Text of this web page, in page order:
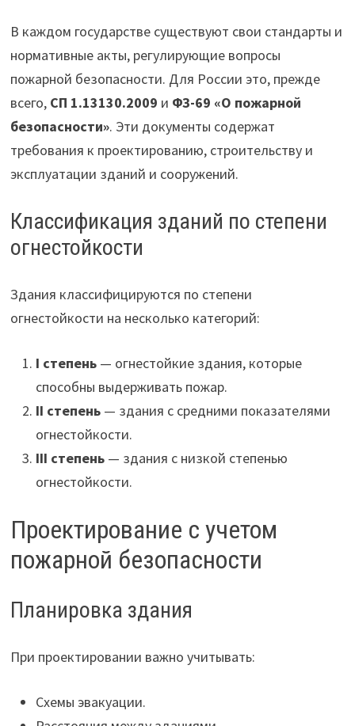
В каждом государстве существуют свои стандарты и
нормативные акты, регулирующие вопросы
пожарной безопасности. Для России это, прежде
всего, СП 1.13130.2009 и ФЗ-69 «О пожарной
безопасности». Эти документы содержат
требования к проектированию, строительству и
эксплуатации зданий и сооружений.
Классификация зданий по степени
огнестойкости
Здания классифицируются по степени
огнестойкости на несколько категорий:
I степень— огнестойкие здания, которые
способны выдерживать пожар.
II степень— здания с средними показателями
огнестойкости.
III степень— здания с низкой степенью
огнестойкости.
Проектирование с учетом
пожарной безопасности
Планировка здания
При проектировании важно учитывать:
Схемы эвакуации.